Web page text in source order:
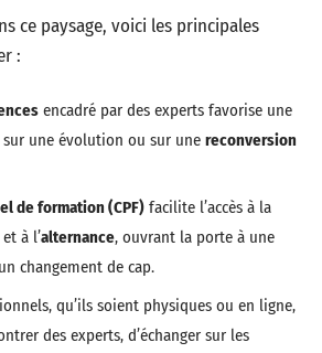
ce paysage, voici les principales
:
encadré par des experts favorise une
une évolution ou sur une reconversion
de formation (CPF) facilite l’accès à la
et à l’alternance, ouvrant la porte à une
changement de cap.
qu’ils soient physiques ou en ligne,
des experts, d’échanger sur les